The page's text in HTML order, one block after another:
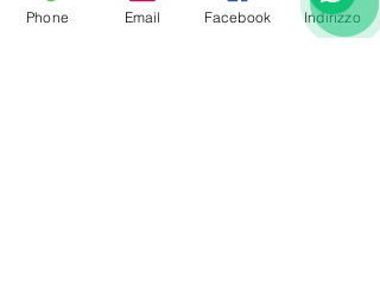
Phone Email Facebook Indirizzo